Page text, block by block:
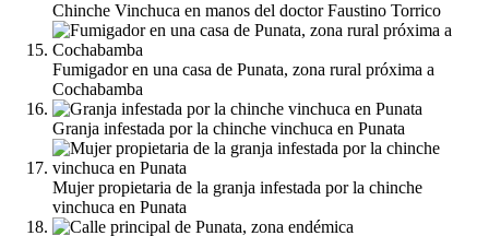
Chinche Vinchuca en manos del doctor Faustino Torrico
Fumigador en una casa de Punata, zona rural próxima a
Cochabamba
Granja infestada por la chinche vinchuca en Punata
Mujer propietaria de la granja infestada por la chinche
vinchuca en Punata